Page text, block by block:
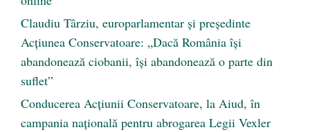
Claudiu Târziu, europarlamentar și președinte
Acțiunea Conservatoare: „Dacă România își
abandonează ciobanii, își abandonează o parte din
suflet”
Conducerea Acțiunii Conservatoare, la Aiud, în
campania națională pentru abrogarea Legii Vexler